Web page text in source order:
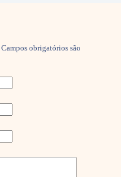
Campos obrigatórios são